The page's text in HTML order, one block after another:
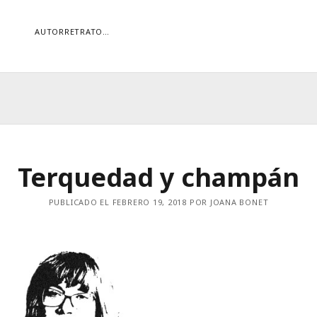
AUTORRETRATO…
Terquedad y champán
PUBLICADO EL FEBRERO 19, 2018 POR JOANA BONET